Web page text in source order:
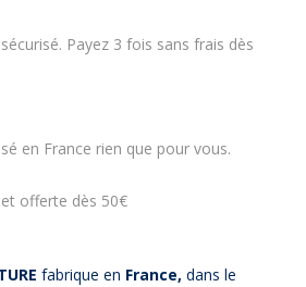
Payez 3 fois sans frais dès
en France rien que pour vous.
offerte dès 50€
fabrique en France,dans le